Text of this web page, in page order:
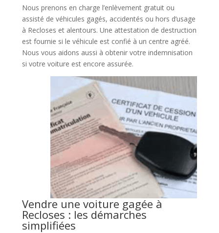
Nous prenons en charge l’enlèvement gratuit ou
assisté de véhicules gagés, accidentés ou hors d’usage
à Recloses et alentours. Une attestation de destruction
est fournie si le véhicule est confié à un centre agréé.
Nous vous aidons aussi à obtenir votre indemnisation
si votre voiture est encore assurée.
Vendre une voiture gagée à
Recloses : les démarches
simplifiées